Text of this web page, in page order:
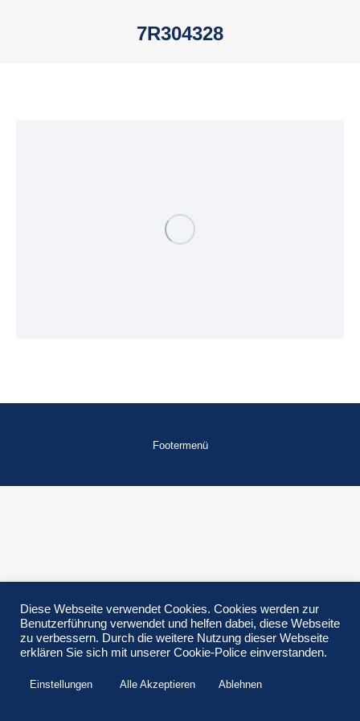
7R304328
Footermenü
Diese Webseite verwendet Cookies. Cookies werden zur
Benutzerführung verwendet und helfen dabei, diese Webseite
zu verbessern. Durch die weitere Nutzung dieser Webseite
erklären Sie sich mit unserer Cookie-Police einverstanden.
Einstellungen Alle Akzeptieren Ablehnen